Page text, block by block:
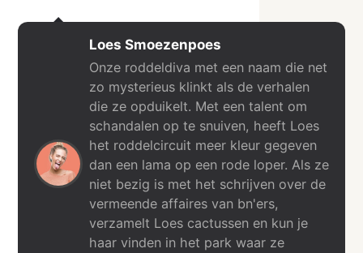
Loes Smoezenpoes
Onze roddeldiva met een naam die net
zo mysterieus klinkt als de verhalen
die ze opduikelt. Met een talent om
schandalen op te snuiven, heeft Loes
het roddelcircuit meer kleur gegeven
dan een lama op een rode loper. Als ze
niet bezig is met het schrijven over de
vermeende affaires van bn'ers,
verzamelt Loes cactussen en kun je
haar vinden in het park waar ze